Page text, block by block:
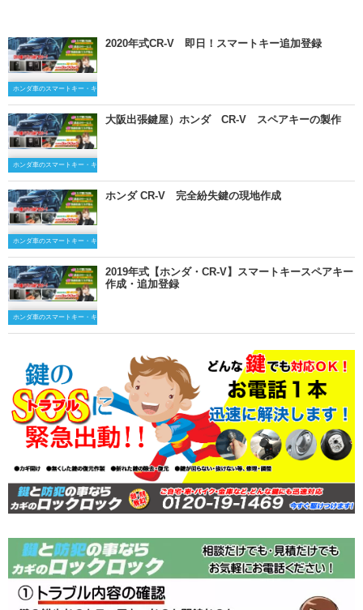
ホンダ車のスマートキー・キーレスキー
2020年式CR-V 即日！スマートキー追加登録
ホンダ車のスマートキー・キーレスキー
大阪出張鍵屋）ホンダ CR-V スペアキーの製作
ホンダ車のスマートキー・キーレスキー
ホンダ CR-V 完全紛失鍵の現地作成
ホンダ車のスマートキー・キーレスキー
2019年式【ホンダ・CR-V】スマートキースペアキー
作成・追加登録